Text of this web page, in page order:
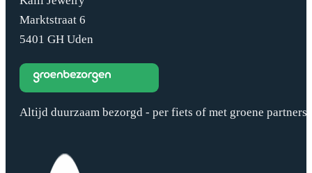
Marktstraat 6
5401 GH Uden
Altijd duurzaam bezorgd - per fiets of met groene partners